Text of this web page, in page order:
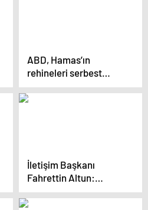
ABD, Hamas’ın
rehineleri serbest
bırakması ve
Gazze’deki çatışmalara
İletişim Başkanı
Fahrettin Altun:
“İsrail’in pervasızca
hareket etmesinin